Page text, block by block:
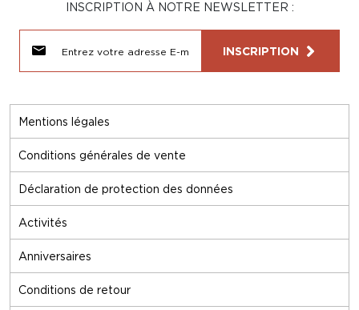
Mentions légales
Conditions générales de vente
Déclaration de protection des données
Activités
Anniversaires
Conditions de retour
INSCRIPTION À NOTRE NEWSLETTER :
INSCRIPTION